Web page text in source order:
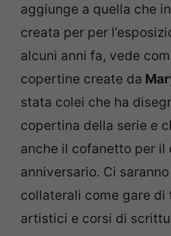
aggiunge a quella che
creata per per
alcuni anni fa, vede
copertine create da
stata colei che ha
copertina della serie e
anche il cofanetto per il
anniversario. Ci
collaterali come gare di
artistici e corsi di